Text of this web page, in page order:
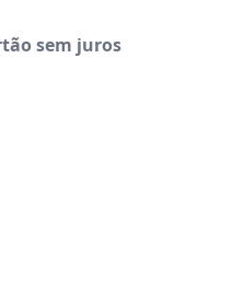
sem juros